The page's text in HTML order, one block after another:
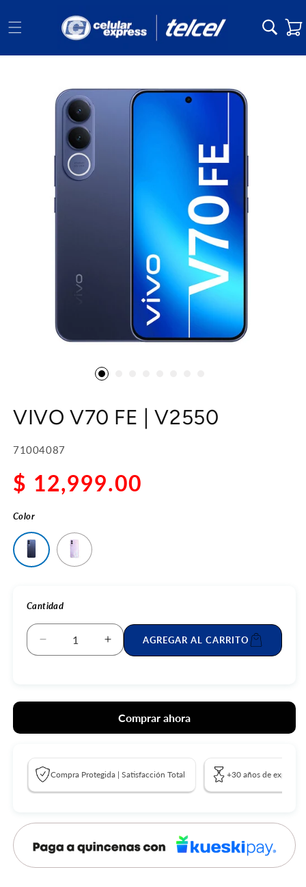
directamente
al contenido
VIVO V70 FE | V2550
SKU:
71004087
Precio
habitual
$ 12,999.00
Color
Cantidad
Reducir
V70
|
Aumentar
cantidad
V70
FE
|
AGREGAR AL CARRITO
Comprar ahora
Compra Protegida | Satisfacción Total +30 años de